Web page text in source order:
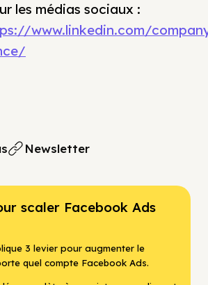
les médias sociaux :
www.linkedin.com/
Newsletter
scaler Facebook Ads
3 levier pour augmenter le
quel compte Facebook Ads.